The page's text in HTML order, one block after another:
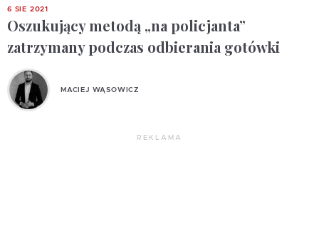
6 SIE 2021
Oszukujący metodą „na policjanta”
zatrzymany podczas odbierania gotówki
MACIEJ WĄSOWICZ
REKLAMA